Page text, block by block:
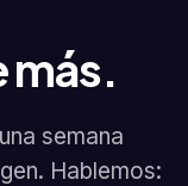
más.
semana
Hablemos: